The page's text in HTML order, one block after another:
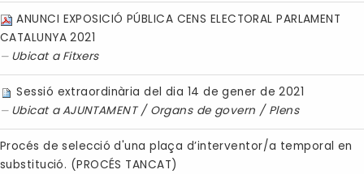
ANUNCI EXPOSICIÓ PÚBLICA CENS ELECTORAL PARLAMENT
CATALUNYA 2021
Ubicat a Fitxers
Sessió extraordinària del dia 14 de gener de 2021
Ubicat aAJUNTAMENT / Organs de govern / Plens
Procés de selecció d'una plaça d’interventor/a temporal en
substitució. (PROCÉS TANCAT)